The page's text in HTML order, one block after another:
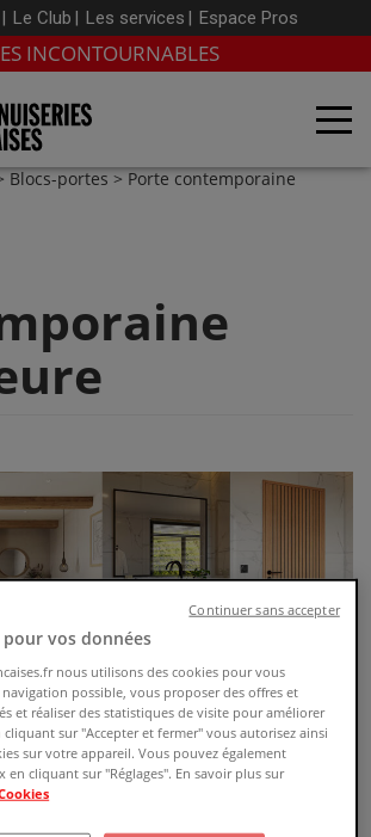
Le Club Les services Espace Pros
INCONTOURNABLES
Blocs-portes > Porte contemporaine
CHÊNE
Chêne et équipés d’une serrure
invisibles, le bloc-portes
vos données
nous utilisons des cookies pour vous
possible, vous proposer des offres et
et réaliser des statistiques de visite pour améliorer
cliquant sur "Accepter et fermer" vous autorisez ainsi
sur votre appareil. Vous pouvez également
en cliquant sur "Réglages". En savoir plus sur
Continuer sans accepter